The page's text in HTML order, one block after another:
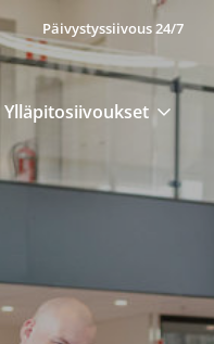
Päivystyssiivous 24/7
Ylläpitosiivoukset